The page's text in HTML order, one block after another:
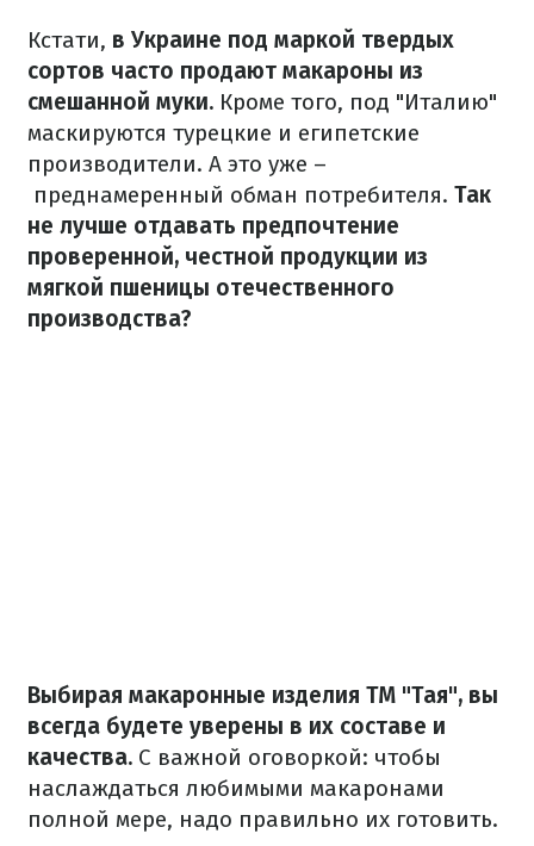
Кстати, в Украине под маркой твердых
сортов часто продают макароны из
смешанной муки. Кроме того, под "Италию"
маскируются турецкие и египетские
производители. А это уже –
преднамеренный обман потребителя. Так
не лучше отдавать предпочтение
проверенной, честной продукции из
мягкой пшеницы отечественного
производства?
Выбирая макаронные изделия ТМ "Тая", вы
всегда будете уверены в их составе и
качества. С важной оговоркой: чтобы
наслаждаться любимыми макаронами
полной мере, надо правильно их готовить.